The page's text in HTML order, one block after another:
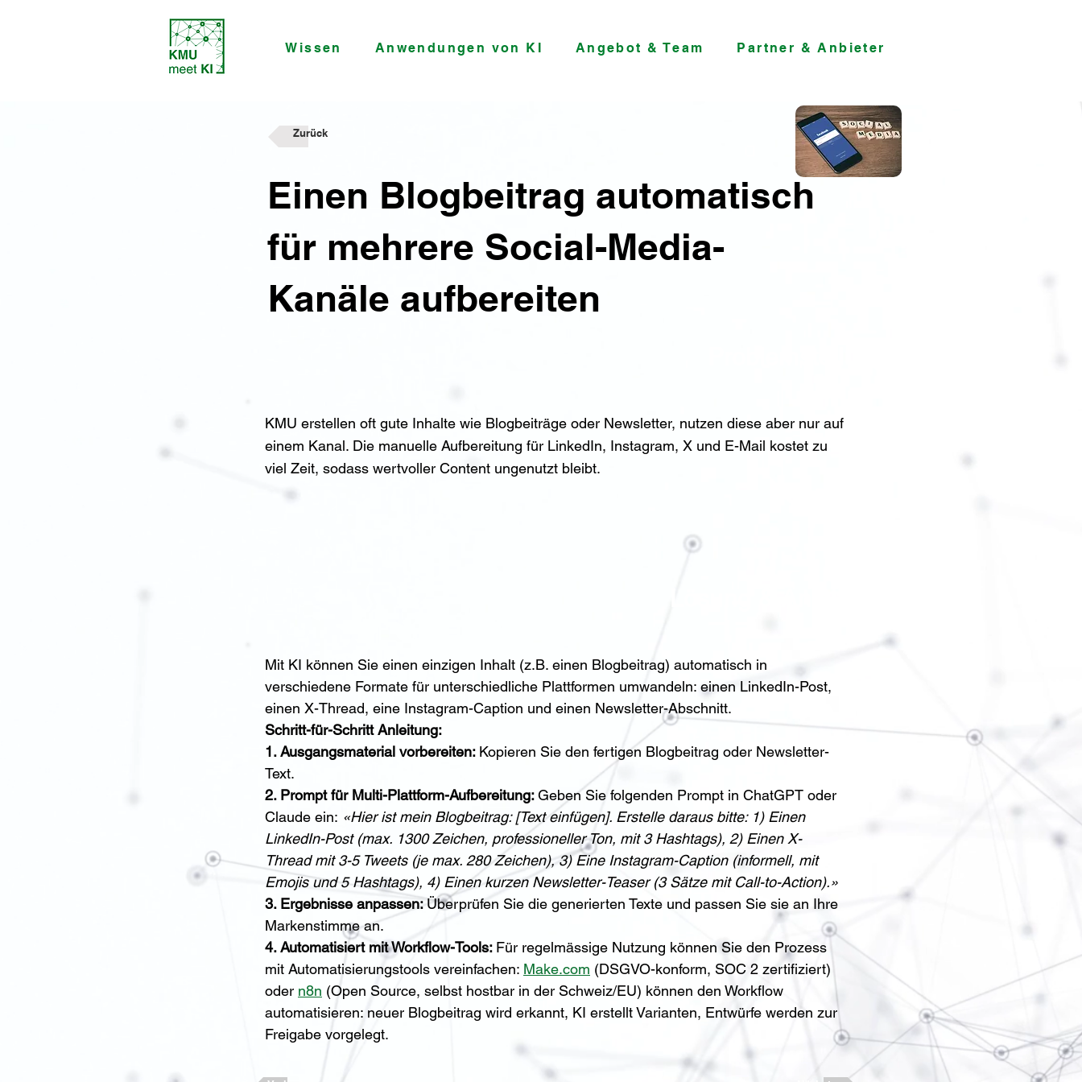
Wissen Anwendungen von KI Angebot & Team Partner & Anbieter
Zurück
Einen Blogbeitrag automatisch
für mehrere Social-Media-
Kanäle aufbereiten
KMU erstellen oft gute Inhalte wie Blogbeiträge oder Newsletter, nutzen diese aber nur auf
einem Kanal. Die manuelle Aufbereitung für LinkedIn, Instagram, X und E-Mail kostet zu
viel Zeit, sodass wertvoller Content ungenutzt bleibt.
Mit KI können Sie einen einzigen Inhalt (z.B. einen Blogbeitrag) automatisch in
verschiedene Formate für unterschiedliche Plattformen umwandeln: einen LinkedIn-Post,
einen X-Thread, eine Instagram-Caption und einen Newsletter-Abschnitt.
Schritt-für-Schritt Anleitung:
1. Ausgangsmaterial vorbereiten: Kopieren Sie den fertigen Blogbeitrag oder Newsletter-
Text.
2. Prompt für Multi-Plattform-Aufbereitung: Geben Sie folgenden Prompt in ChatGPT oder
Claude ein: «Hier ist mein Blogbeitrag: [Text einfügen]. Erstelle daraus bitte: 1) Einen
LinkedIn-Post (max. 1300 Zeichen, professioneller Ton, mit 3 Hashtags), 2) Einen X-
Thread mit 3-5 Tweets (je max. 280 Zeichen), 3) Eine Instagram-Caption (informell, mit
Emojis und 5 Hashtags), 4) Einen kurzen Newsletter-Teaser (3 Sätze mit Call-to-Action).»
3. Ergebnisse anpassen: Überprüfen Sie die generierten Texte und passen Sie sie an Ihre
Markenstimme an.
4. Automatisiert mit Workflow-Tools: Für regelmässige Nutzung können Sie den Prozess
mit Automatisierungstools vereinfachen: Make.com (DSGVO-konform, SOC 2 zertifiziert)
oder n8n (Open Source, selbst hostbar in der Schweiz/EU) können den Workflow
automatisieren: neuer Blogbeitrag wird erkannt, KI erstellt Varianten, Entwürfe werden zur
Freigabe vorgelegt.